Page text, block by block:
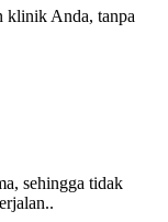
klinik Anda, tanpa
sehingga tidak